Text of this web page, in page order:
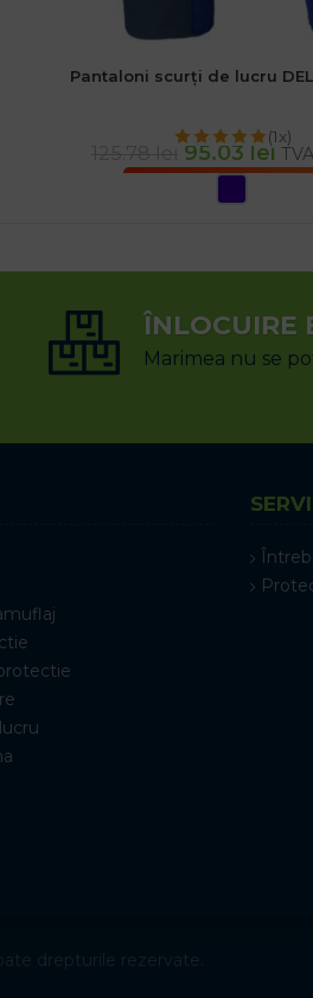
Pantaloni scurți de lucru
(1x)
95.03 lei
ÎNLOCUIRE
Marimea nu se